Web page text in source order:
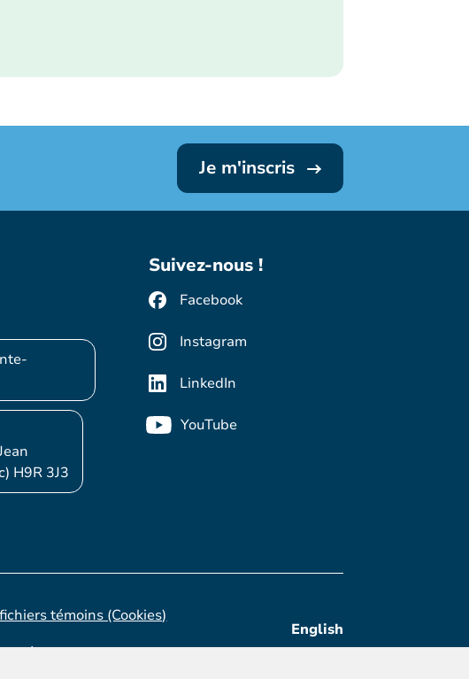
Je m'inscris
H9R 3J3
Suivez-nous !
Facebook
Instagram
LinkedIn
YouTube
témoins (Cookies)
English